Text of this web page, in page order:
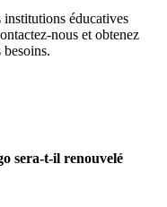
éducatives
nous et obtenez
sera-t-il renouvelé